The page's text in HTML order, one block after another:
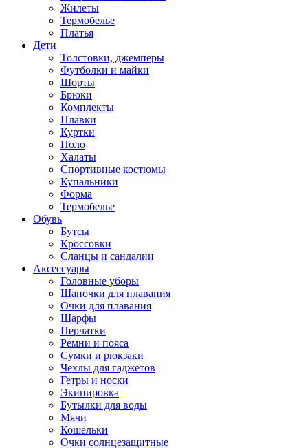
Жилеты
Термобелье
Платья
Дети
Толстовки, джемперы
Футболки и майки
Шорты
Брюки
Комплекты
Плавки
Куртки
Поло
Халаты
Спортивные костюмы
Купальники
Форма
Термобелье
Обувь
Бутсы
Кроссовки
Сланцы и сандалии
Аксессуары
Головные уборы
Шапочки для плавания
Очки для плавания
Шарфы
Перчатки
Ремни и пояса
Сумки и рюкзаки
Чехлы для гаджетов
Гетры и носки
Экипировка
Бутылки для воды
Мячи
Кошельки
Очки солнцезащитные